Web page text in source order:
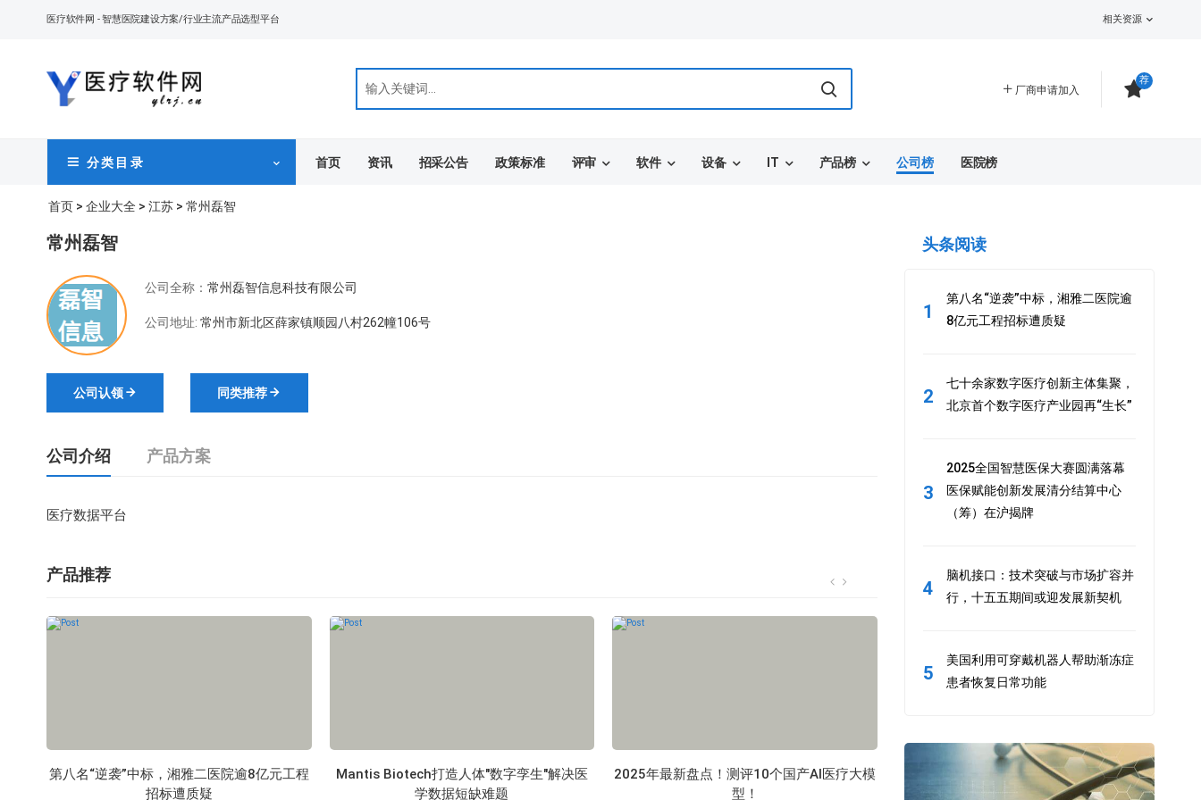
医疗软件网 - 智慧医院建设方案/行业主流产品选型平台 相关资源
厂商申请加入
荐
分 类 目 录 首页 资讯 招采公告 政策标准 评审 软件 设备 IT 产品榜 公司榜 医院榜
首页 > 企业大全 > 江苏 > 常州磊智
常州磊智
公司全称： 常州磊智信息科技有限公司
公司地址: 常州市新北区薛家镇顺园八村262幢106号
公司认领 同类推荐
公司介绍 产品方案
医疗数据平台
产品推荐
第八名“逆袭”中标，湘雅二医院逾8亿元工程
招标遭质疑
Mantis Biotech打造人体"数字孪生"解决医
学数据短缺难题
2025年最新盘点！测评10个国产AI医疗大模
型！
头条阅读
1
第八名“逆袭”中标，湘雅二医院逾
8亿元工程招标遭质疑
2
七十余家数字医疗创新主体集聚，
北京首个数字医疗产业园再“生长”
3
2025全国智慧医保大赛圆满落幕
医保赋能创新发展清分结算中心
（筹）在沪揭牌
4
脑机接口：技术突破与市场扩容并
行，十五五期间或迎发展新契机
5
美国利用可穿戴机器人帮助渐冻症
患者恢复日常功能